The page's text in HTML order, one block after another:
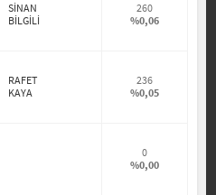
SİNAN
BİLGİLİ
260
%0,06
RAFET
KAYA
236
%0,05
0
%0,00